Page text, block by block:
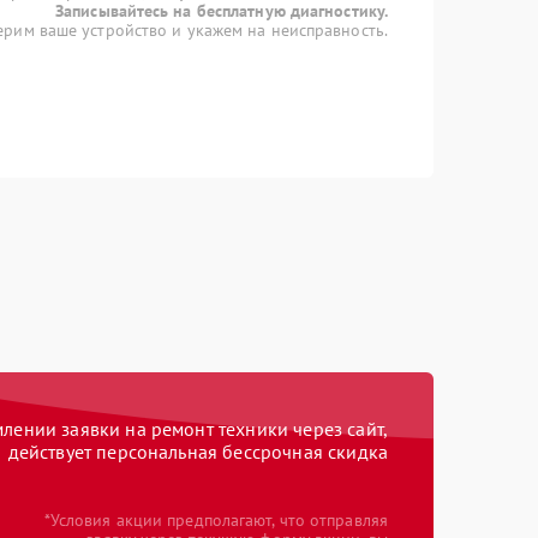
Записывайтесь на бесплатную диагностику.
ваше устройство и укажем на неисправность.
заявки на ремонт техники через сайт,
действует персональная бессрочная скидка
*Условия акции предполагают, что отправляя